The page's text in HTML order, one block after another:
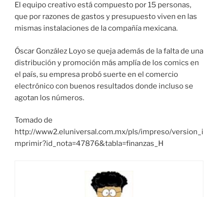
El equipo creativo está compuesto por 15 personas,
que por razones de gastos y presupuesto viven en las
mismas instalaciones de la compañía mexicana.
Óscar González Loyo se queja además de la falta de una
distribución y promoción más amplía de los comics en
el país, su empresa probó suerte en el comercio
electrónico con buenos resultados donde incluso se
agotan los números.
Tomado de
http://www2.eluniversal.com.mx/pls/impreso/version_i
mprimir?id_nota=47876&tabla=finanzas_H